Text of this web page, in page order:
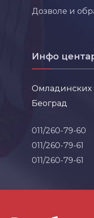
Дозволе и
Инфо
Омладинских
Београд
011/260-79-60
011/260-79-61
011/260-79-61